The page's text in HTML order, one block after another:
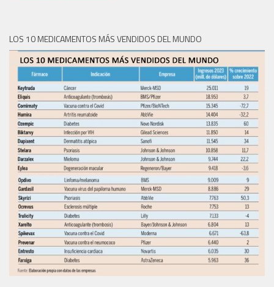
LOS 10 MEDICAMENTOS MÁS VENDIDOS DEL MUNDO